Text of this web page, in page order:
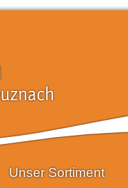
Unser Sortiment